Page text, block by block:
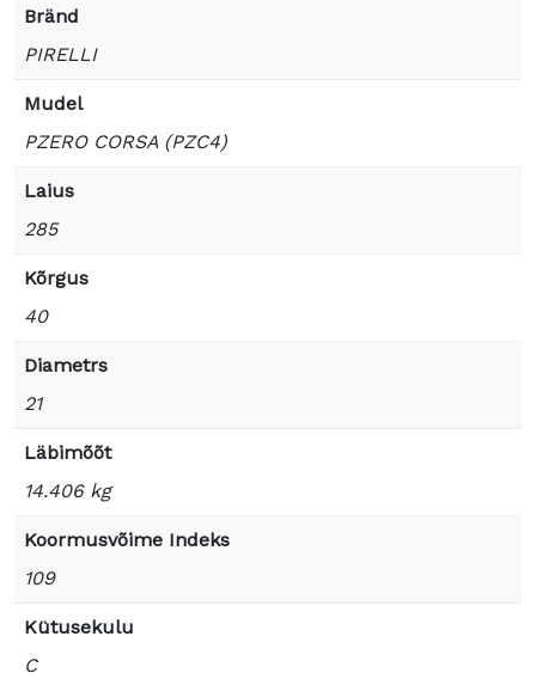
Bränd
PIRELLI
Mudel
PZERO CORSA (PZC4)
Laius
285
Kõrgus
40
Diametrs
21
Läbimõõt
14.406 kg
Koormusvõime Indeks
109
Kütusekulu
C